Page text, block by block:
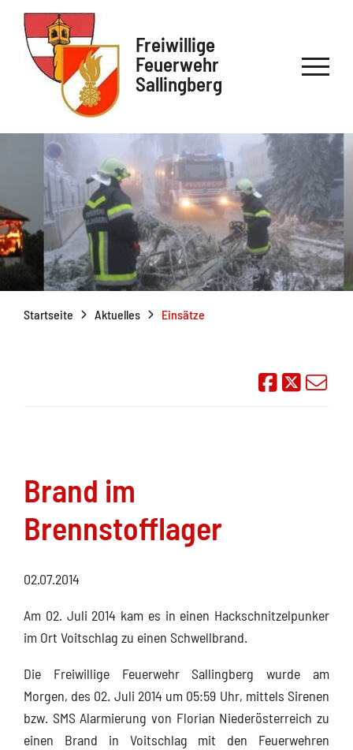
Freiwillige
Feuerwehr
Sallingberg
Startseite Aktuelles Einsätze
Auf
Brand im
Brennstofflager
02.07.2014
Am 02. Juli 2014 kam es in einen Hackschnitzelpunker
im Ort Voitschlag zu einen Schwellbrand.
Die Freiwillige Feuerwehr Sallingberg wurde am
Morgen, des 02. Juli 2014 um 05:59 Uhr, mittels Sirenen
bzw. SMS Alarmierung von Florian Niederösterreich zu
einen Brand in Voitschlag mit den Feuerwehren